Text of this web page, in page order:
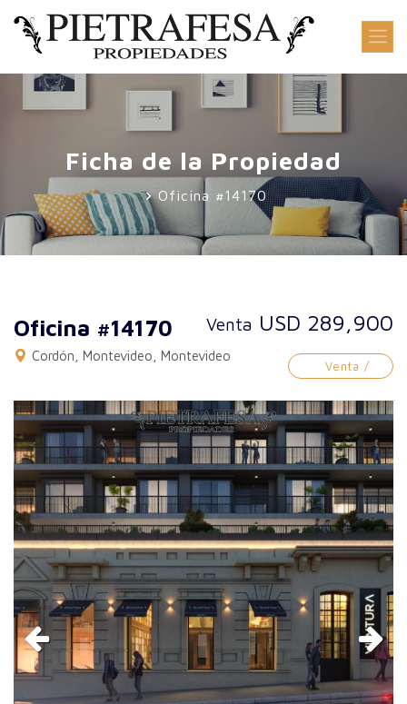
Ficha de la Propiedad
Oficina #14170
Oficina #14170 Venta USD 289,900
Cordón, Montevideo, Montevideo
Venta /
Previous